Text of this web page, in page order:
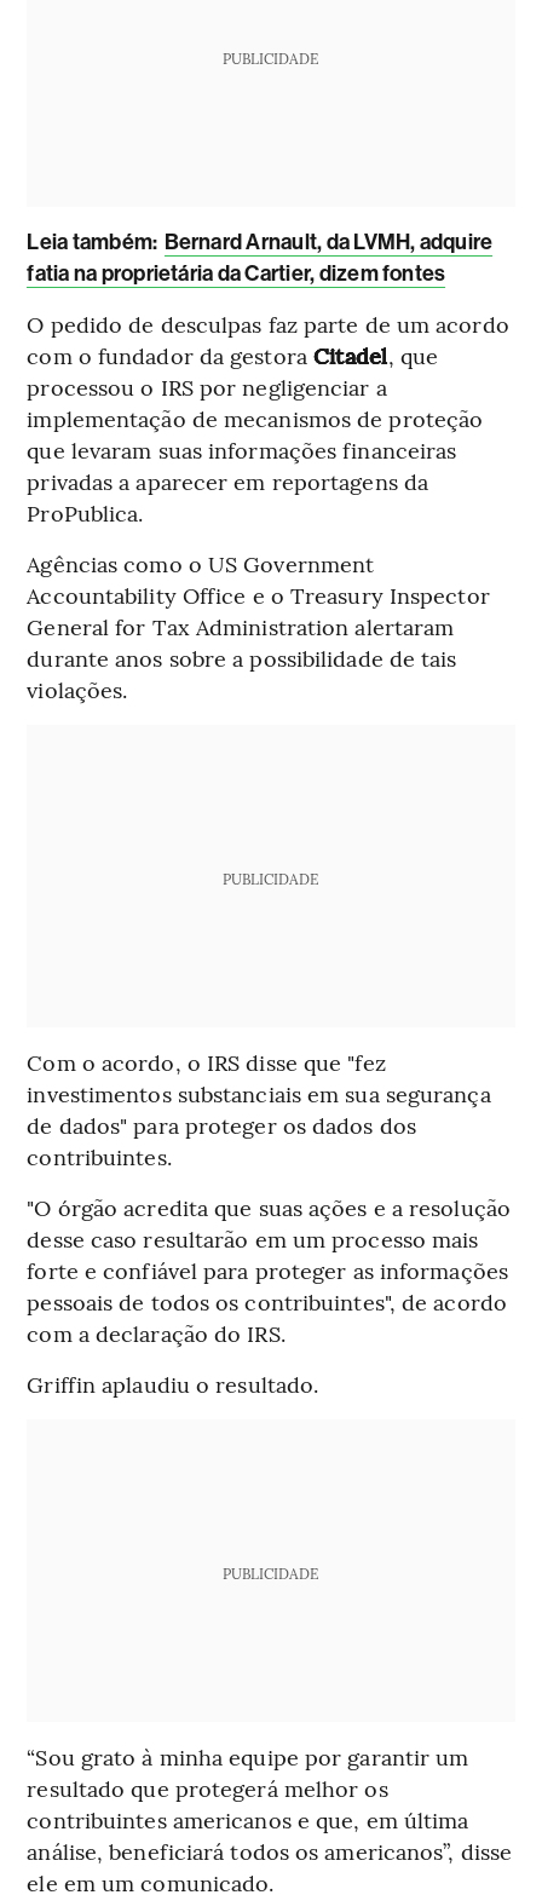
PUBLICIDADE
Leia também: Bernard Arnault, da LVMH, adquire
fatia na proprietária da Cartier, dizem fontes
O pedido de desculpas faz parte de um acordo
com o fundador da gestora Citadel, que
processou o IRS por negligenciar a
implementação de mecanismos de proteção
que levaram suas informações financeiras
privadas a aparecer em reportagens da
ProPublica.
Agências como o US Government
Accountability Office e o Treasury Inspector
General for Tax Administration alertaram
durante anos sobre a possibilidade de tais
violações.
PUBLICIDADE
Com o acordo, o IRS disse que "fez
investimentos substanciais em sua segurança
de dados" para proteger os dados dos
contribuintes.
"O órgão acredita que suas ações e a resolução
desse caso resultarão em um processo mais
forte e confiável para proteger as informações
pessoais de todos os contribuintes", de acordo
com a declaração do IRS.
Griffin aplaudiu o resultado.
PUBLICIDADE
“Sou grato à minha equipe por garantir um
resultado que protegerá melhor os
contribuintes americanos e que, em última
análise, beneficiará todos os americanos”, disse
ele em um comunicado.